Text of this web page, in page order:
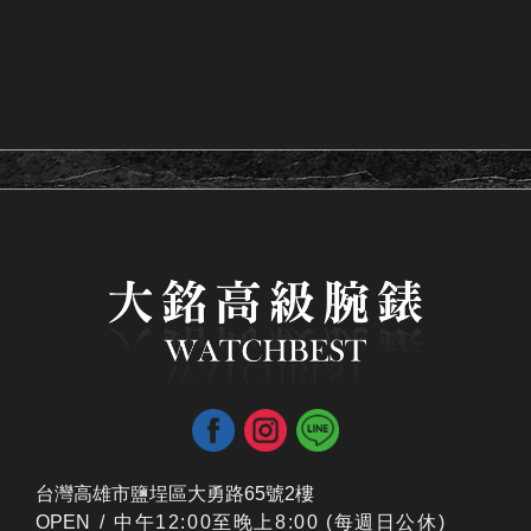
台灣高雄市鹽埕區大勇路65號2樓
OPEN / ​中午12:00至晚上8:00 (每週日公休)